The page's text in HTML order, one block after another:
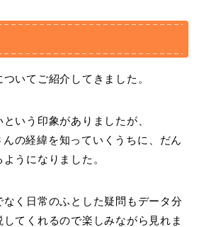
いてご紹介してきました。
いう印象がありましたが、
の経緯を知っていくうちに、だん
うになりました。
く日常のふとした疑問もデータ分
てくれるので楽しみながら見れま